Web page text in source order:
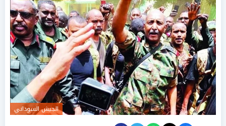
الجيش السوداني